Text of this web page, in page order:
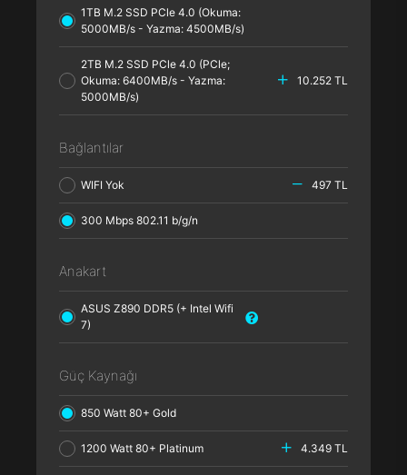
1TB M.2 SSD PCle 4.0 (Okuma:
5000MB/s - Yazma: 4500MB/s)
2TB M.2 SSD PCle 4.0 (PCle;
Okuma: 6400MB/s - Yazma:
5000MB/s)
10.252 TL
Bağlantılar
WIFI Yok 497 TL
300 Mbps 802.11 b/g/n
Anakart
ASUS Z890 DDR5 (+ Intel Wifi
7)
Güç Kaynağı
850 Watt 80+ Gold
1200 Watt 80+ Platinum 4.349 TL